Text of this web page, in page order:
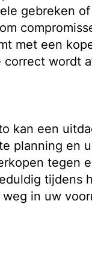
gebreken
met een
wordt
kan een
planning en
tegen
tijdens
in uw